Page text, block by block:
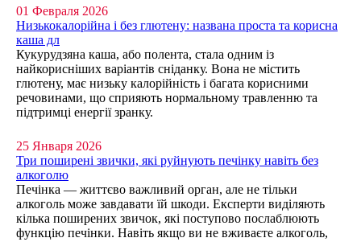
01 Февраля 2026
Низькокалорійна і без глютену: названа проста та корисна
каша дл
Кукурудзяна каша, або полента, стала одним із
найкорисніших варіантів сніданку. Вона не містить
глютену, має низьку калорійність і багата корисними
речовинами, що сприяють нормальному травленню та
підтримці енергії зранку.
25 Января 2026
Три поширені звички, які руйнують печінку навіть без
алкоголю
Печінка — життєво важливий орган, але не тільки
алкоголь може завдавати їй шкоди. Експерти виділяють
кілька поширених звичок, які поступово послаблюють
функцію печінки. Навіть якщо ви не вживаєте алкоголь,